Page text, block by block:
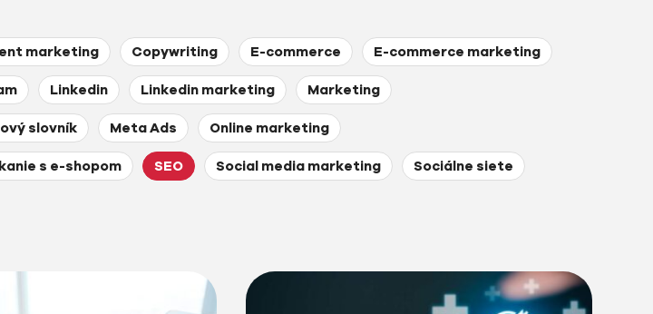
marketing Copywriting E-commerce E-commerce marketing
Linkedin Linkedin marketing Marketing
slovník Meta Ads Online marketing
s e-shopom SEO Social media marketing Sociálne siete